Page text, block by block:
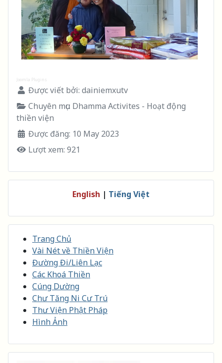
English | Tiếng Việt
Trang Chủ
Vài Nét về Thiền Viện
Đường Đi/Liên Lạc
Các Khoá Thiền
Cúng Dường
Chư Tăng Ni Cư Trú
Thư Viện Phật Pháp
Hình Ảnh
Joomla Plugins
Được viết bởi: dainiemxutv
Chuyên mục: Dhamma Activites - Hoạt động
thiền viện
Được đăng: 10 May 2023
Lượt xem: 921